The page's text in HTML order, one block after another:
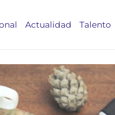
Actualidad Talento